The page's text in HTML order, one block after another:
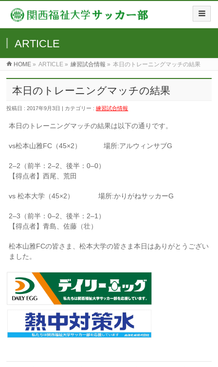
ARTICLE
HOME » ARTICLE » 練習試合情報 » 本日のトレーニングマッチの結果
本日のトレーニングマッチの結果
投稿日 : 2017年9月3日 | カテゴリー :練習試合情報
本日のトレーニングマッチの結果は以下の通りです。
vs松本山雅FC（45×2） 場所:アルウィンサブG
2–2（前半：2–2、後半：0–0）
【得点者】西尾、荒田
vs 松本大学（45×2） 場所:かりがねサッカーG
2–3（前半：0–2、後半：2–1）
【得点者】青島、佐藤（壮）
松本山雅FCの皆さま、松本大学の皆さま本日はありがとうござい
ました。